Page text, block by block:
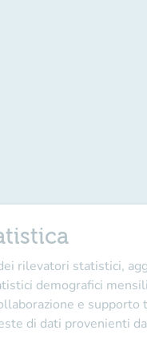
rilevatori statistici,
demografici
e
di dati provenienti